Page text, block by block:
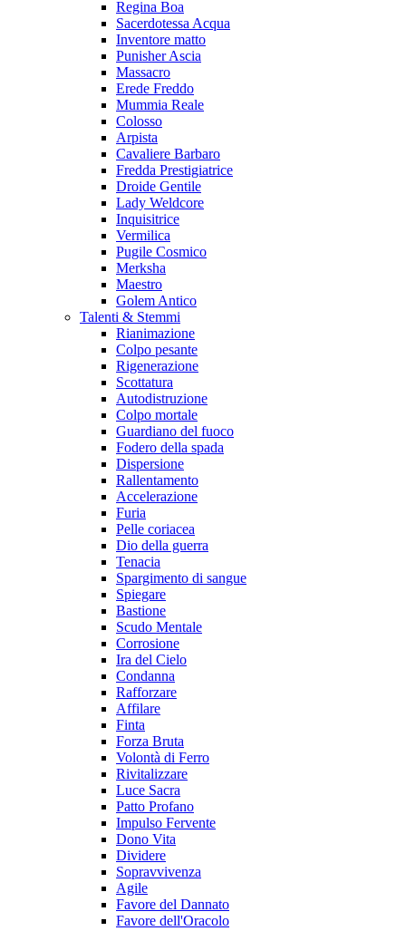
Regina Boa
Sacerdotessa Acqua
Inventore matto
Punisher Ascia
Massacro
Erede Freddo
Mummia Reale
Colosso
Arpista
Cavaliere Barbaro
Fredda Prestigiatrice
Droide Gentile
Lady Weldcore
Inquisitrice
Vermilica
Pugile Cosmico
Merksha
Maestro
Golem Antico
Talenti & Stemmi
Rianimazione
Colpo pesante
Rigenerazione
Scottatura
Autodistruzione
Colpo mortale
Guardiano del fuoco
Fodero della spada
Dispersione
Rallentamento
Accelerazione
Furia
Pelle coriacea
Dio della guerra
Tenacia
Spargimento di sangue
Spiegare
Bastione
Scudo Mentale
Corrosione
Ira del Cielo
Condanna
Rafforzare
Affilare
Finta
Forza Bruta
Volontà di Ferro
Rivitalizzare
Luce Sacra
Patto Profano
Impulso Fervente
Dono Vita
Dividere
Sopravvivenza
Agile
Favore del Dannato
Favore dell'Oracolo